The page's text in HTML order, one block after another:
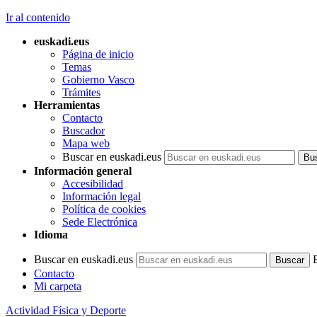
Ir al contenido
euskadi.eus
Página de inicio
Temas
Gobierno Vasco
Trámites
Herramientas
Contacto
Buscador
Mapa web
Buscar en euskadi.eus
Información general
Accesibilidad
Información legal
Política de cookies
Sede Electrónica
Idioma
Buscar en euskadi.eus
Contacto
Mi carpeta
Actividad Física y Deporte